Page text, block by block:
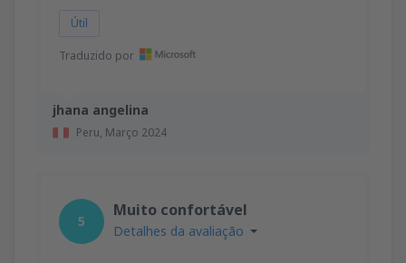
jhana angelina
Peru, Março 2024
Útil
Traduzido por
5
Muito confortável
Detalhes da avaliação